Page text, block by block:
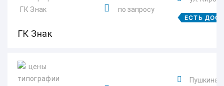
ГК Знак
по запросу
ЕСТЬ
Пушкина